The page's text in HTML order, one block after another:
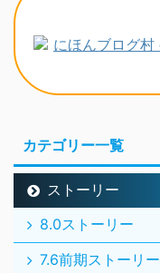
カテゴリー一覧
ストーリー
8.0ストーリー
7.6前期ストーリー